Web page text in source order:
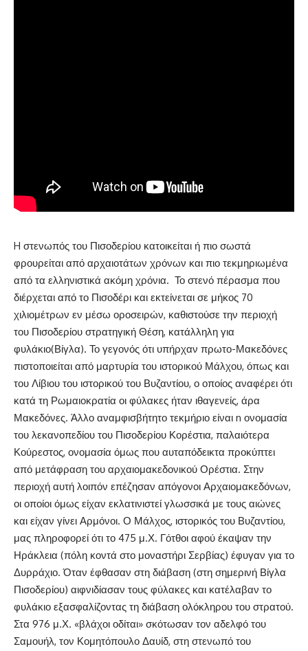
H στενωπός του Πισοδερίου κατοικείται ή πιο σωστά
φρουρείται από αρχαιοτάτων χρόνων και πιο τεκμηριωμένα
από τα ελληνιστικά ακόμη χρόνια. Το στενό πέρασμα που
διέρχεται από το Πισοδέρι και εκτείνεται σε μήκος 70
χιλιομέτρων εν μέσω οροσειρών, καθιστούσε την περιοχή
του Πισοδερίου στρατηγική Θέση, κατάλληλη για
φυλάκιο(Βίγλα). Το γεγονός ότι υπήρχαν πρωτο-Μακεδόνες
πιστοποιείται από μαρτυρία του ιστορικού Μάλχου, όπως και
του Λίβιου του ιστορικού του Βυζαντίου, ο οποίος αναφέρει ότι
κατά τη Ρωμαιοκρατία οι φύλακες ήταν ιθαγενείς, άρα
Μακεδόνες. Άλλο αναμφισβήτητο τεκμήριο είναι n ονομασία
του λεκανοπεδίου του Πισοδερίου Κορέστια, παλαιότερα
Κούρεστος, ονομασία όμως που αυταπόδεικτα προκύπτει
από μετάφραση του αρχαιομακεδονικού Ορέστια. Στην
περιοχή αυτή λοιπόν επέζησαν απόγονοι Αρχαιομακεδόνων,
οι οποίοι όμως είχαν εκλατινιστεί γλωσσικά με τους αιώνες
και είχαν γίνει Αρμόνοι. Ο Μάλχος, ιστορικός του Βυζαντίου,
μας πληροφορεί ότι το 475 μ.Χ. Γότθοι αφού έκαψαν την
Ηράκλεια (πόλη κοντά στο μοναστήρι Σερβίας) έφυγαν για το
Δυρράχιο. Όταν έφθασαν στη διάβαση (στη σημερινή Βίγλα
Πισοδερίου) αιφνιδίασαν τους φύλακες και κατέλαβαν το
φυλάκιο εξασφαλίζοντας τη διάβαση ολόκληρου του στρατού.
Στα 976 μ.Χ. «βλάχοι οδίται» σκότωσαν τον αδελφό του
Σαμουήλ, τον Κομητόπουλο Δαυίδ, στη στενωπό του